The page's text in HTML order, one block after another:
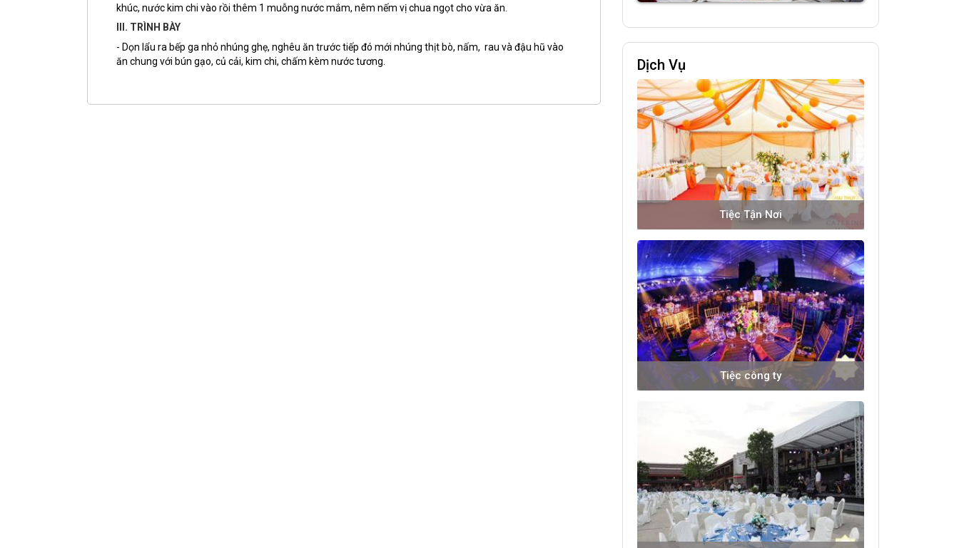
khúc, nước kim chi vào rồi thêm 1 muỗng nước mắm, nêm nếm vị chua ngọt cho vừa ăn.
III. TRÌNH BÀY
- Dọn lẩu ra bếp ga nhỏ nhúng ghẹ, nghêu ăn trước tiếp đó mới nhúng thịt bò, nấm, rau và đậu hũ vào
ăn chung với bún gạo, củ cải, kim chi, chấm kèm nước tương.
Dịch Vụ
Tiệc Tận Nơi
Tiệc công ty